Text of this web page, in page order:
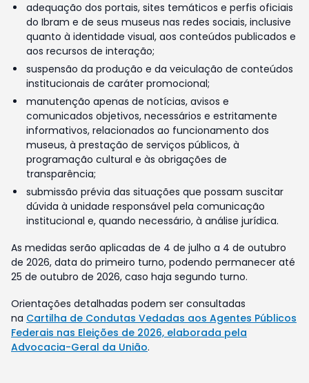
adequação dos portais, sites temáticos e perfis oficiais
do Ibram e de seus museus nas redes sociais, inclusive
quanto à identidade visual, aos conteúdos publicados e
aos recursos de interação;
suspensão da produção e da veiculação de conteúdos
institucionais de caráter promocional;
manutenção apenas de notícias, avisos e
comunicados objetivos, necessários e estritamente
informativos, relacionados ao funcionamento dos
museus, à prestação de serviços públicos, à
programação cultural e às obrigações de
transparência;
submissão prévia das situações que possam suscitar
dúvida à unidade responsável pela comunicação
institucional e, quando necessário, à análise jurídica.
As medidas serão aplicadas de 4 de julho a 4 de outubro
de 2026, data do primeiro turno, podendo permanecer até
25 de outubro de 2026, caso haja segundo turno.
Orientações detalhadas podem ser consultadas
na Cartilha de Condutas Vedadas aos Agentes Públicos
Federais nas Eleições de 2026, elaborada pela
Advocacia-Geral da União.